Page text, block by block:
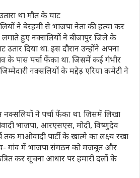
था मौत के घाट
ने बेरहमी से भाजपा नेता की हत्या कर
लगाते हुए नक्सलियों ने बीजापुर जिले के
दिया था. इस दौरान उन्होंने अपना
के पास पर्चा फेंका था. जिसमें कई गंभीर
नक्सलियों के मद्देड़ एरिया कमेटी ने
ने पर्चा फेंका था. जिसमें लिखा
भाजपा, आरएसएस, मोदी, विष्णुदेव
माओवादी पार्टी के खात्मे का लक्ष्य रखा
गांव में भाजपा संगठन को मजबूत और
कर सूचना आधार पर हमारी दलों के